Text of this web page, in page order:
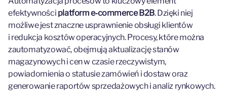
efektywności platform e‑commerce B2B. Dzięki niej
możliwe jest znaczne usprawnienie obsługi klientów
i redukcja kosztów operacyjnych. Procesy, które można
zautomatyzować, obejmują aktualizację stanów
magazynowych i cen w czasie rzeczywistym,
powiadomienia o statusie zamówień i dostaw oraz
generowanie raportów sprzedażowych i analiz rynkowych.